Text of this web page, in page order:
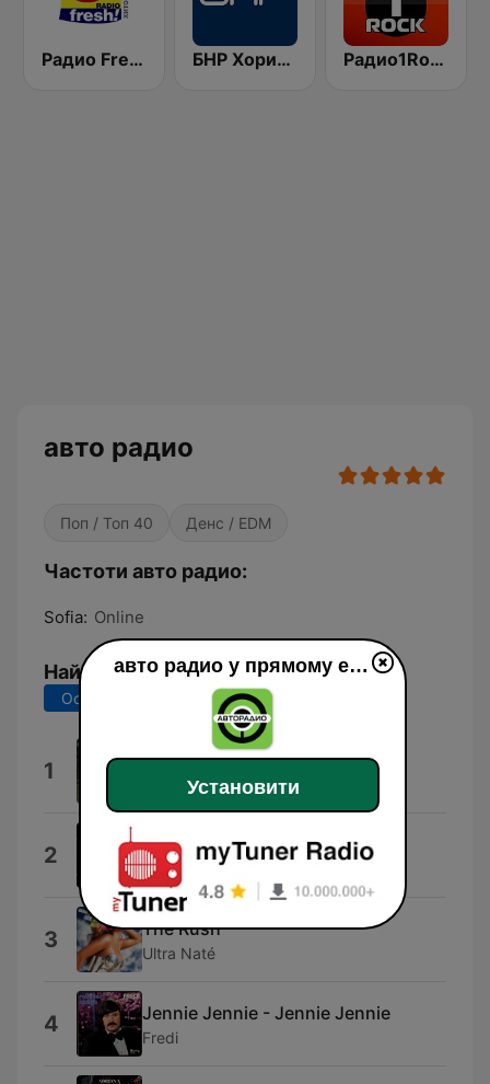
Радио Fresh! 100.3 FM БНР Хоризонт (BNR Horizont) Радио1Rock 98.3 FM ( Radio 1 Rock )
авто радио
Поп / Топ 40 Денс / EDM
Частоти авто радио:
Sofia: Online
Найкращі пісні
Останні 7 днів Останні 30 днів
1 NUEVAYoL
Bad Bunny
2 X-perience
Deep Zone Project
3 The Rush
Ultra Naté
4 Jennie Jennie - Jennie Jennie
Fredi
авто радио у прямому ефір
Установити